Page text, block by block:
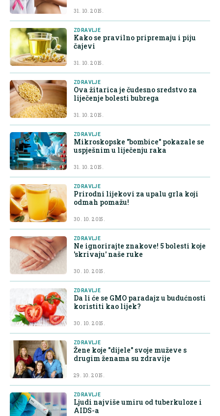
31. 10. 2015.
ZDRAVLJE
Kako se pravilno pripremaju i piju
čajevi
31. 10. 2015.
ZDRAVLJE
Ova žitarica je čudesno sredstvo za
liječenje bolesti bubrega
31. 10. 2015.
ZDRAVLJE
Mikroskopske "bombice" pokazale se
uspješnim u liječenju raka
31. 10. 2015.
ZDRAVLJE
Prirodni lijekovi za upalu grla koji
odmah pomažu!
30. 10. 2015.
ZDRAVLJE
Ne ignorirajte znakove! 5 bolesti koje
'skrivaju' naše ruke
30. 10. 2015.
ZDRAVLJE
Da li će se GMO paradajz u budućnosti
koristiti kao lijek?
30. 10. 2015.
ZDRAVLJE
Žene koje "dijele" svoje muževe s
drugim ženama su zdravije
29. 10. 2015.
ZDRAVLJE
Ljudi najviše umiru od tuberkuloze i
AIDS-a